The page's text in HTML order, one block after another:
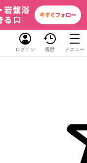
ログイン 履歴 メニュー